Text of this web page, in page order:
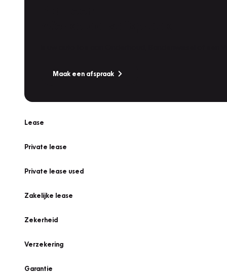
Maak een afspraak
Lease
Private lease
Private lease used
Zakelijke lease
Zekerheid
Verzekering
Garantie